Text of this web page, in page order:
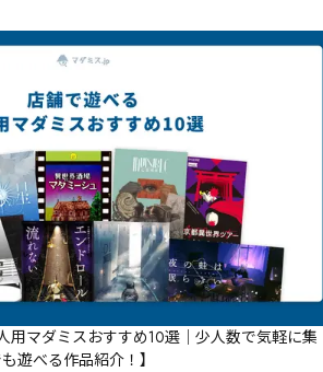
用マダミスおすすめ10選｜少人数で気軽に集
遊べる作品紹介！】